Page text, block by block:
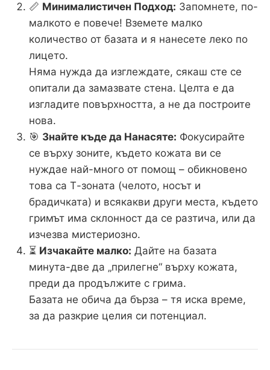
📏 Минималистичен Подход: Запомнете, по-
малкото е повече! Вземете малко
количество от базата и я нанесете леко по
лицето.
Няма нужда да изглеждате, сякаш сте се
опитали да замазвате стена. Целта е да
изгладите повърхността, а не да построите
нова.
🎯 Знайте къде да Нанасяте: Фокусирайте
се върху зоните, където кожата ви се
нуждае най-много от помощ – обикновено
това са Т-зоната (челото, носът и
брадичката) и всякакви други места, където
гримът има склонност да се разтича, или да
изчезва мистериозно.
⏳ Изчакайте малко: Дайте на базата
минута-две да „прилегне“ върху кожата,
преди да продължите с грима.
Базата не обича да бърза – тя иска време,
за да разкрие целия си потенциал.